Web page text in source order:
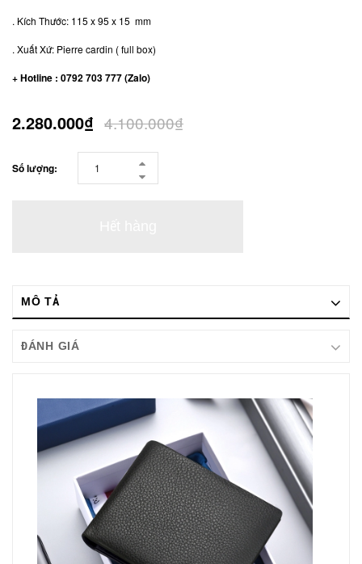
. Kích Thước: 115 x 95 x 15 mm
. Xuất Xứ: Pierre cardin ( full box)
+ Hotline : 0792 703 777 (Zalo)
2.280.000₫ 4.100.000₫
Số lượng:
MÔ TẢ
ĐÁNH GIÁ